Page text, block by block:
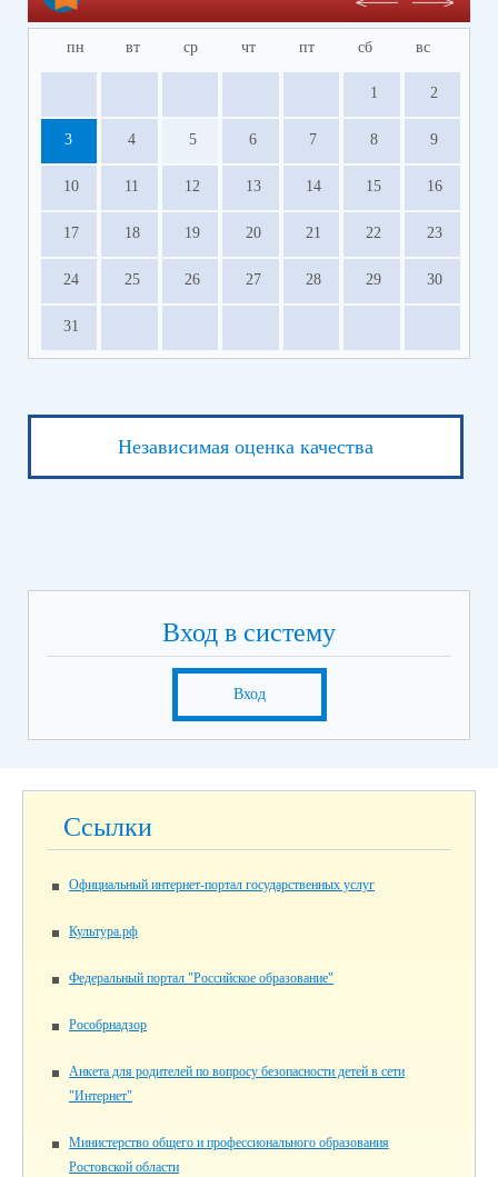
пн вт ср чт пт сб вс
1 2
3 4 5 6 7 8 9
10 11 12 13 14 15 16
17 18 19 20 21 22 23
24 25 26 27 28 29 30
31
Независимая оценка качества
Вход в систему
Вход
Ссылки
Официальный интернет-портал государственных услуг
Культура.рф
Федеральный портал "Российское образование"
Рособрнадзор
Анкета для родителей по вопросу безопасности детей в сети
"Интернет"
Министерство общего и профессионального образования
Ростовской области